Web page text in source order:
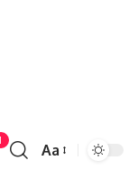
1
Font
Aa